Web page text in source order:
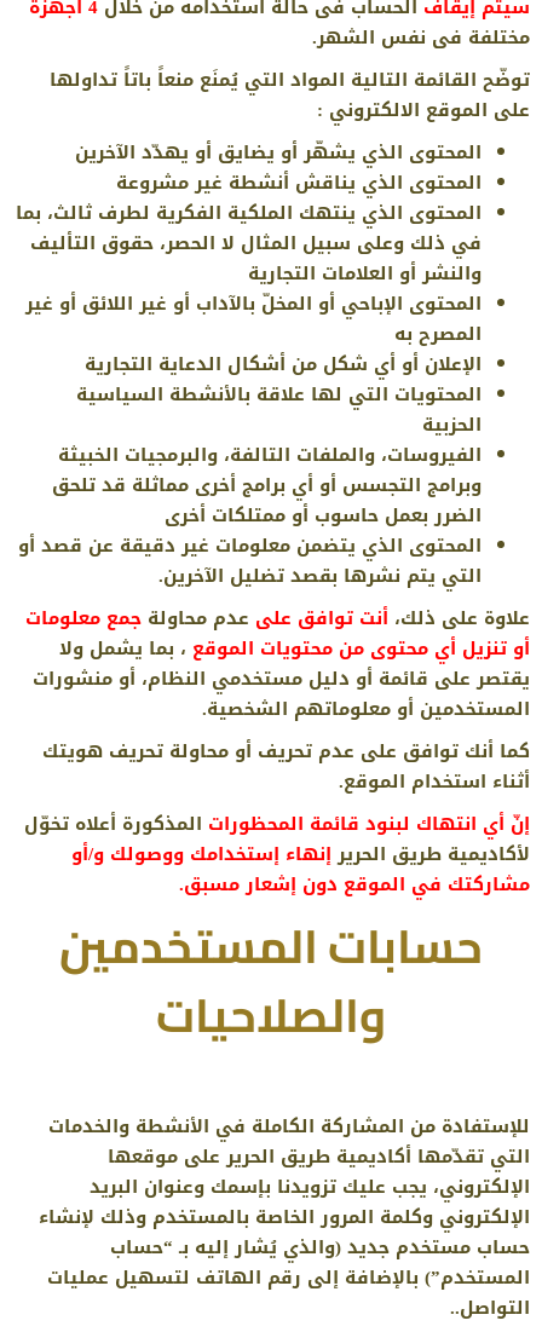
سيتم إيقاف الحساب فى حالة استخدامه من خلال 4 أجهزة
مختلفة فى نفس الشهر.
توضّح القائمة التالية المواد التي يُمنَع منعاً باتاً تداولها
على الموقع الالكتروني :
المحتوى الذي يشهّر أو يضايق أو يهدّد الآخرين
المحتوى الذي يناقش أنشطة غير مشروعة
المحتوى الذي ينتهك الملكية الفكرية لطرف ثالث، بما
في ذلك وعلى سبيل المثال لا الحصر، حقوق التأليف
والنشر أو العلامات التجارية
المحتوى الإباحي أو المخلّ بالآداب أو غير اللائق أو غير
المصرح به
الإعلان أو أي شكل من أشكال الدعاية التجارية
المحتويات التي لها علاقة بالأنشطة السياسية
الحزبية
الفيروسات، والملفات التالفة، والبرمجيات الخبيثة
وبرامج التجسس أو أي برامج أخرى مماثلة قد تلحق
الضرر بعمل حاسوب أو ممتلكات أخرى
المحتوى الذي يتضمن معلومات غير دقيقة عن قصد أو
التي يتم نشرها بقصد تضليل الآخرين.
علاوة على ذلك، أنت توافق على عدم محاولة جمع معلومات
أو تنزيل أي محتوى من محتويات الموقع ، بما يشمل ولا
يقتصر على قائمة أو دليل مستخدمي النظام، أو منشورات
المستخدمين أو معلوماتهم الشخصية.
كما أنك توافق على عدم تحريف أو محاولة تحريف هويتك
أثناء استخدام الموقع.
إنّ أي انتهاك لبنود قائمة المحظورات المذكورة أعلاه تخوّل
لأكاديمية طريق الحريرإنهاء إستخدامك ووصولك و/أو
مشاركتك في الموقع دون إشعار مسبق.
حسابات المستخدمين
والصلاحيات
للإستفادة من المشاركة الكاملة في الأنشطة والخدمات
التي تقدّمها أكاديمية طريق الحرير على موقعها
الإلكتروني، يجب عليك تزويدنا بإسمك وعنوان البريد
الإلكتروني وكلمة المرور الخاصة بالمستخدم وذلك لإنشاء
حساب مستخدم جديد (والذي يُشار إليه بـ “حساب
المستخدم”) بالإضافة إلى رقم الهاتف لتسهيل عمليات
التواصل..